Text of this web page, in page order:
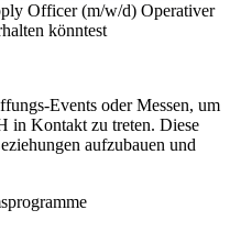
Officer (m/w/d) Operativer
könntest
Events oder Messen, um
in Kontakt zu treten. Diese
aufzubauen und